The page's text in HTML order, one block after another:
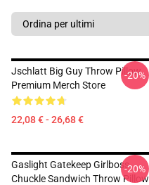
Jschlatt Big Guy Throw Pillow
Premium Merch Store
22,08 € - 26,68 €
-20%
Gaslight Gatekeep Girlboss
Chuckle Sandwich Throw Pillow
-20%